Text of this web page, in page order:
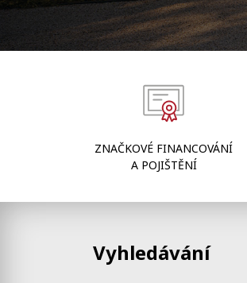
ZNAČKOVÉ FINANCOVÁNÍ
A POJIŠTĚNÍ
Vyhledávání